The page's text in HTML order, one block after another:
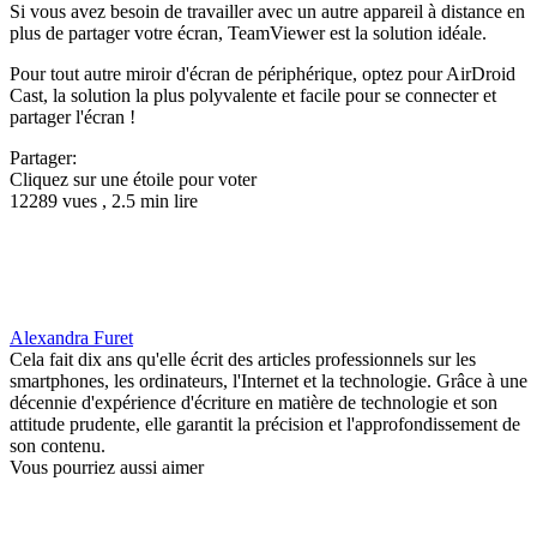
Si vous avez besoin de travailler avec un autre appareil à distance en
plus de partager votre écran, TeamViewer est la solution idéale.
Pour tout autre miroir d'écran de périphérique, optez pour AirDroid
Cast, la solution la plus polyvalente et facile pour se connecter et
partager l'écran !
Partager:
Cliquez sur une étoile pour voter
12289 vues , 2.5 min lire
Alexandra Furet
Cela fait dix ans qu'elle écrit des articles professionnels sur les
smartphones, les ordinateurs, l'Internet et la technologie. Grâce à une
décennie d'expérience d'écriture en matière de technologie et son
attitude prudente, elle garantit la précision et l'approfondissement de
son contenu.
Vous pourriez aussi aimer